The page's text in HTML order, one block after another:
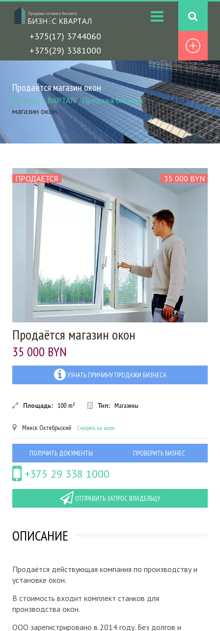
+375(17) 3744060
+375(29) 3381000
Продаётся магазин окон
БИЗНЕС КВАРТАЛ/Продажа бизнеса/Продаётся
магазин окон
ПРОДАЕТСЯ 35 000 BYN
Продаётся магазин окон
35 000 BYN
УЗНАТЬ ПРИЧИНУ ПРОДАЖИ БИЗНЕСА
Площадь: 100 m² Тип: Магазины
Минск Октябрьский Смотреть на карте
ПОЛУЧИТЬ ДОКУМЕНТЫ ПРОВЕРИТЬ БИЗНЕС
+375 29 338 1000
ОТПРАВИТЬ ЗАПРОС ВЛАДЕЛЬЦУ
ОПИСАНИЕ
Продаётся действующая компания по производству и
установке окон.
В стоимость входит комплект станков для
производства окон.
ООО зарегистрировано в 2014 году. Без долгов и